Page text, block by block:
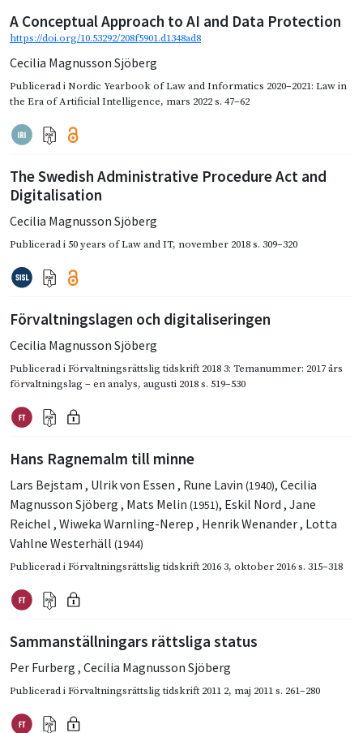
A Conceptual Approach to AI and Data Protection
https://doi.org/10.53292/208f5901.d1348ad8
Cecilia Magnusson Sjöberg
Publicerad iNordic Yearbook of Law and Informatics 2020–2021: Law in
the Era of Artificial Intelligence, mars 2022s. 47–62
The Swedish Administrative Procedure Act and
Digitalisation
Cecilia Magnusson Sjöberg
Publicerad i50 years of Law and IT, november 2018s. 309–320
Förvaltningslagen och digitaliseringen
Cecilia Magnusson Sjöberg
Publicerad iFörvaltningsrättslig tidskrift 2018 3: Temanummer: 2017 års
förvaltningslag – en analys, augusti 2018s. 519–530
Hans Ragnemalm till minne
Lars Bejstam , Ulrik von Essen , Rune Lavin (1940), Cecilia
Magnusson Sjöberg , Mats Melin (1951), Eskil Nord , Jane
Reichel , Wiweka Warnling-Nerep , Henrik Wenander, Lotta
Vahlne Westerhäll (1944)
Publicerad iFörvaltningsrättslig tidskrift 2016 3, oktober 2016s. 315–318
Sammanställningars rättsliga status
Per Furberg , Cecilia Magnusson Sjöberg
Publicerad iFörvaltningsrättslig tidskrift 2011 2, maj 2011s. 261–280